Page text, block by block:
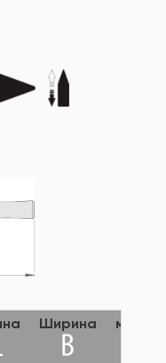
Ширина масса